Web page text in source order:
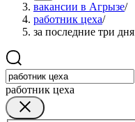
вакансии в Агрызе/
работник цеха/
за последние три дня
работник цеха